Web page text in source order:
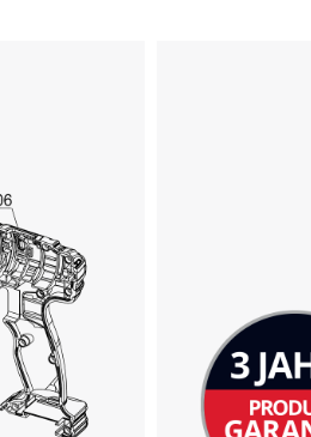
Wir benötigen deine Zustimmung, um
Google Maps laden zu können!
This content is not permitted to load due